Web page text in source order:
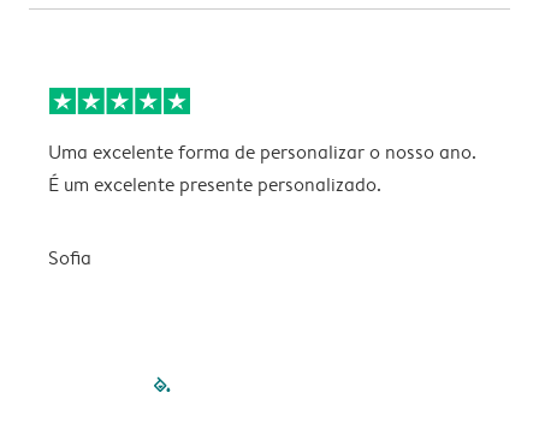
Uma excelente forma de personalizar o nosso ano.
É um excelente presente personalizado.
Sofia
filled-pagination